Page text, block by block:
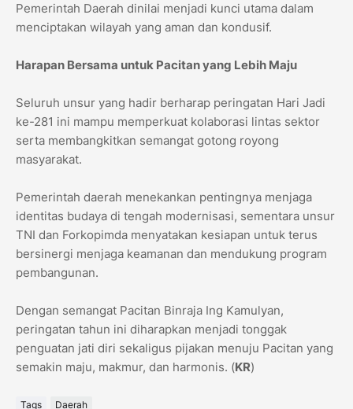
Pemerintah Daerah dinilai menjadi kunci utama dalam
menciptakan wilayah yang aman dan kondusif.
Harapan Bersama untuk Pacitan yang Lebih Maju
Seluruh unsur yang hadir berharap peringatan Hari Jadi
ke-281 ini mampu memperkuat kolaborasi lintas sektor
serta membangkitkan semangat gotong royong
masyarakat.
Pemerintah daerah menekankan pentingnya menjaga
identitas budaya di tengah modernisasi, sementara unsur
TNI dan Forkopimda menyatakan kesiapan untuk terus
bersinergi menjaga keamanan dan mendukung program
pembangunan.
Dengan semangat Pacitan Binraja Ing Kamulyan,
peringatan tahun ini diharapkan menjadi tonggak
penguatan jati diri sekaligus pijakan menuju Pacitan yang
semakin maju, makmur, dan harmonis. (KR)
Tags Daerah